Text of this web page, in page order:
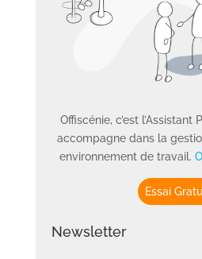
Offiscénie, c’est l’Assistant
accompagne dans la
environnement de travail.
Essai
Newsletter